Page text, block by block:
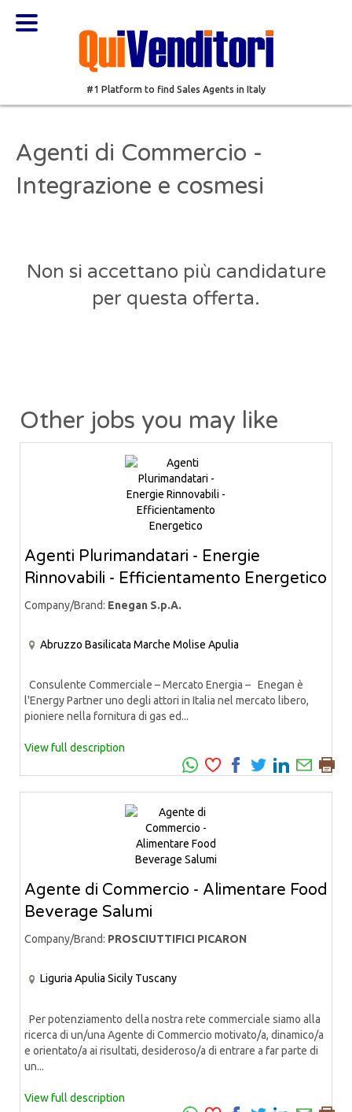
#1 Platform to find Sales Agents in Italy
Agenti di Commercio -
Integrazione e cosmesi
Non si accettano più candidature
per questa offerta.
Other jobs you may like
Agenti Plurimandatari - Energie
Rinnovabili - Efficientamento Energetico
Company/Brand: Enegan S.p.A.
Abruzzo Basilicata Marche Molise Apulia
Consulente Commerciale – Mercato Energia – Enegan è
l'Energy Partner uno degli attori in Italia nel mercato libero,
pioniere nella fornitura di gas ed...
View full description
Agente di Commercio - Alimentare Food
Beverage Salumi
Company/Brand: PROSCIUTTIFICI PICARON
Liguria Apulia Sicily Tuscany
Per potenziamento della nostra rete commerciale siamo alla
ricerca di un/una Agente di Commercio motivato/a, dinamico/a
e orientato/a ai risultati, desideroso/a di entrare a far parte di
un...
View full description